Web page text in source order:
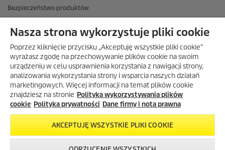
Bezpieczeństwo produktów
ADRES
BIURO OBSŁUGI KLIENTA
OPINIE O EKÄRCHER
DOSTAWA W EKÄRCHER
METODY PŁATNOŚCI DOSTĘPNE W EKÄRCHER
Nasza strona wykorzystuje pliki cookie
Poprzez kliknięcie przycisku „Akceptuję wszystkie pliki cookie”
wyrażasz zgodę na przechowywanie plików cookie na swoim
urządzeniu w celu usprawnienia korzystania z nawigacji strony,
analizowania wykorzystania strony i wsparcia naszych działań
marketingowych. Więcej informacji na temat plików cookie
znajdziesz na stronie Polityka wykorzystywania plików
cookie Polityka prywatności Dane firmy i nota prawna
AKCEPTUJĘ WSZYSTKIE PLIKI COOKIE